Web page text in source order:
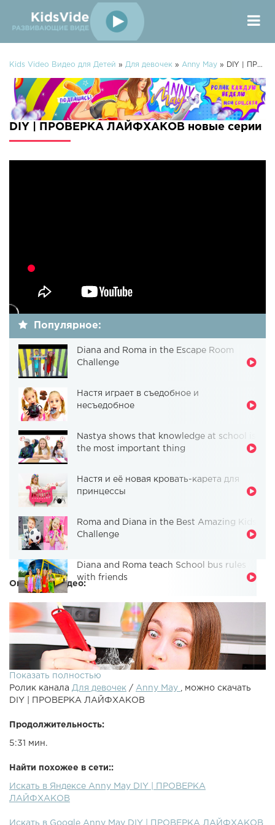
Kids Video Видео для Детей » Для девочек » Anny May » DIY | ПРОВЕРКА ЛАЙФХАКОВ
DIY | ПРОВЕРКА ЛАЙФХАКОВ новые серии
Популярное:
Diana and Roma in the Escape Room
Challenge
Настя играет в съедобное и
несъедобное
Nastya shows that knowledge at school is
the most important thing
Настя и её новая кровать-карета для
принцессы
Roma and Diana in the Best Amazing Kids
Challenge
Diana and Roma teach School bus rules
with friends
Описание видео:
DIY | ПРОВЕРКА ЛАЙФХАКОВПредыдущее видео:
Подписаться - ЛИЗУН - НУТЕЛЛА : Большое спасибо за
лайк и подписку ♡► Выставляю фото из жизни в
Показать полностью
Ролик канала Для девочек / Anny May
, можно скачать
DIY | ПРОВЕРКА ЛАЙФХАКОВ
Продолжительность:
5:31 мин.
Найти похожее в сети::
Искать в Яндексе Anny May DIY | ПРОВЕРКА
ЛАЙФХАКОВ
Искать в Google Anny May DIY | ПРОВЕРКА ЛАЙФХАКОВ